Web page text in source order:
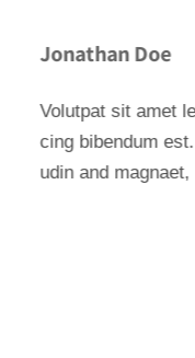
Jonathan Doe
Volutpat sit amet
cing bibendum
udin and